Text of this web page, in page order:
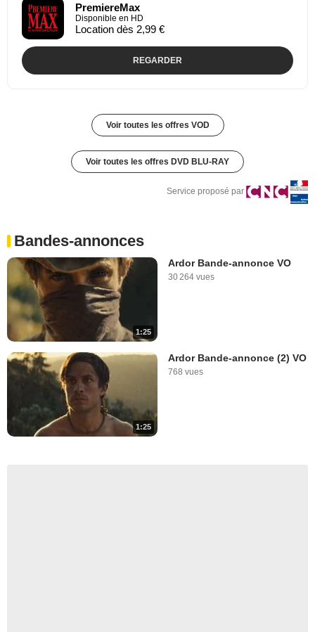
PremiereMax
Disponible en HD
Location dès 2,99 €
REGARDER
Voir toutes les offres VOD
Voir toutes les offres DVD BLU-RAY
Service proposé par
Bandes-annonces
1:25
Ardor Bande-annonce VO
30 264 vues
1:25
Ardor Bande-annonce (2) VO
768 vues